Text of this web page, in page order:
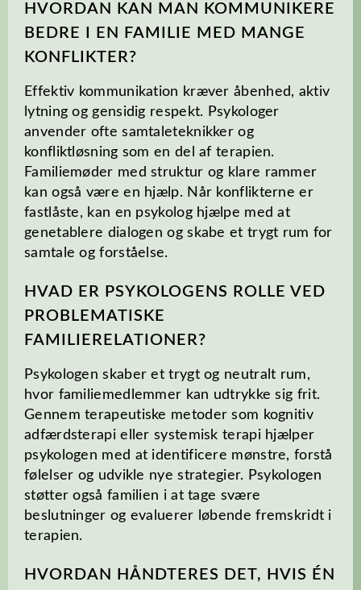
HVORDAN KAN MAN KOMMUNIKERE
BEDRE I EN FAMILIE MED MANGE
KONFLIKTER?
Effektiv kommunikation kræver åbenhed, aktiv
lytning og gensidig respekt. Psykologer
anvender ofte samtaleteknikker og
konfliktløsning som en del af terapien.
Familiemøder med struktur og klare rammer
kan også være en hjælp. Når konflikterne er
fastlåste, kan en psykolog hjælpe med at
genetablere dialogen og skabe et trygt rum for
samtale og forståelse.
HVAD ER PSYKOLOGENS ROLLE VED
PROBLEMATISKE
FAMILIERELATIONER?
Psykologen skaber et trygt og neutralt rum,
hvor familiemedlemmer kan udtrykke sig frit.
Gennem terapeutiske metoder som kognitiv
adfærdsterapi eller systemisk terapi hjælper
psykologen med at identificere mønstre, forstå
følelser og udvikle nye strategier. Psykologen
støtter også familien i at tage svære
beslutninger og evaluerer løbende fremskridt i
terapien.
HVORDAN HÅNDTERES DET, HVIS ÉN